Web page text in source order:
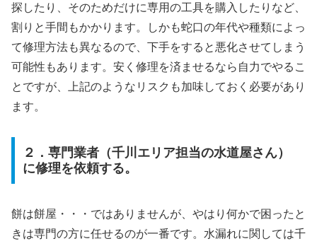
探したり、そのためだけに専用の工具を購入したりなど、
割りと手間もかかります。しかも蛇口の年代や種類によっ
て修理方法も異なるので、下手をすると悪化させてしまう
可能性もあります。安く修理を済ませるなら自力でやるこ
とですが、上記のようなリスクも加味しておく必要があり
ます。
２．専門業者（千川エリア担当の水道屋さん）
に修理を依頼する。
餅は餅屋・・・ではありませんが、やはり何かで困ったと
きは専門の方に任せるのが一番です。水漏れに関しては千